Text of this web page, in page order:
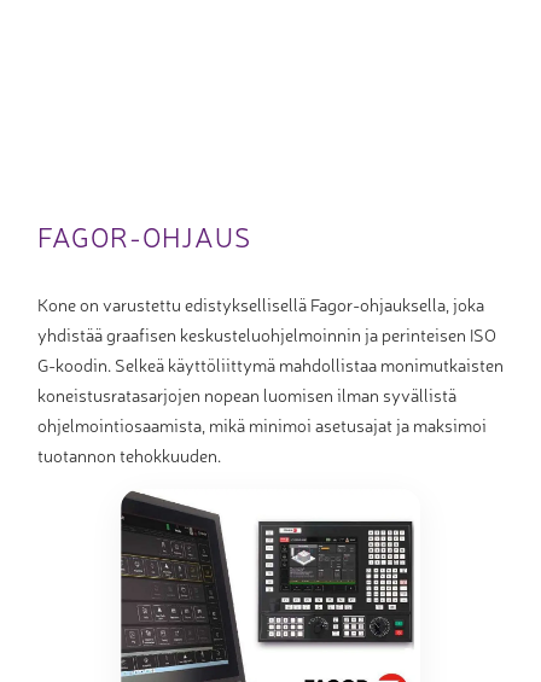
FAGOR-OHJAUS
Kone on varustettu edistyksellisellä Fagor-ohjauksella, joka
yhdistää graafisen keskusteluohjelmoinnin ja perinteisen ISO
G-koodin. Selkeä käyttöliittymä mahdollistaa monimutkaisten
koneistusratasarjojen nopean luomisen ilman syvällistä
ohjelmointiosaamista, mikä minimoi asetusajat ja maksimoi
tuotannon tehokkuuden.